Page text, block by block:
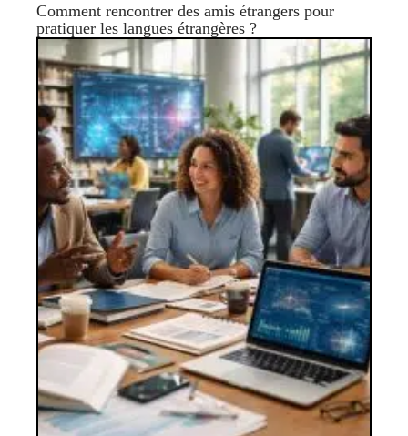
Comment rencontrer des amis étrangers pour
pratiquer les langues étrangères ?